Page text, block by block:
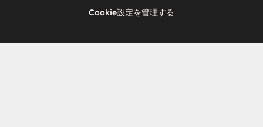
Cookie設定を管理する